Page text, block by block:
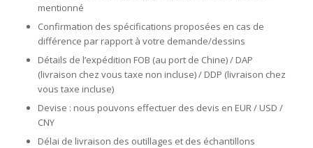
mentionné
Confirmation des spécifications proposées en cas de
différence par rapport à votre demande/dessins
Détails de l’expédition FOB (au port de Chine) / DAP
(livraison chez vous taxe non incluse) / DDP (livraison chez
vous taxe incluse)
Devise : nous pouvons effectuer des devis en EUR / USD /
CNY
Délai de livraison des outillages et des échantillons